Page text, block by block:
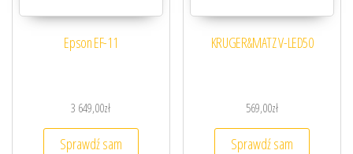
Epson EF-11
3 649,00zł
Sprawdź sam
KRUGER&MATZ V-LED50
569,00zł
Sprawdź sam